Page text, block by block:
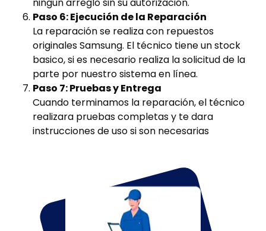
Paso 6: Ejecución de la Reparación
La reparación se realiza con repuestos
originales Samsung. El técnico tiene un stock
basico, si es necesario realiza la solicitud de la
parte por nuestro sistema en línea.
Paso 7: Pruebas y Entrega
Cuando terminamos la reparación, el técnico
realizara pruebas completas y te dara
instrucciones de uso si son necesarias